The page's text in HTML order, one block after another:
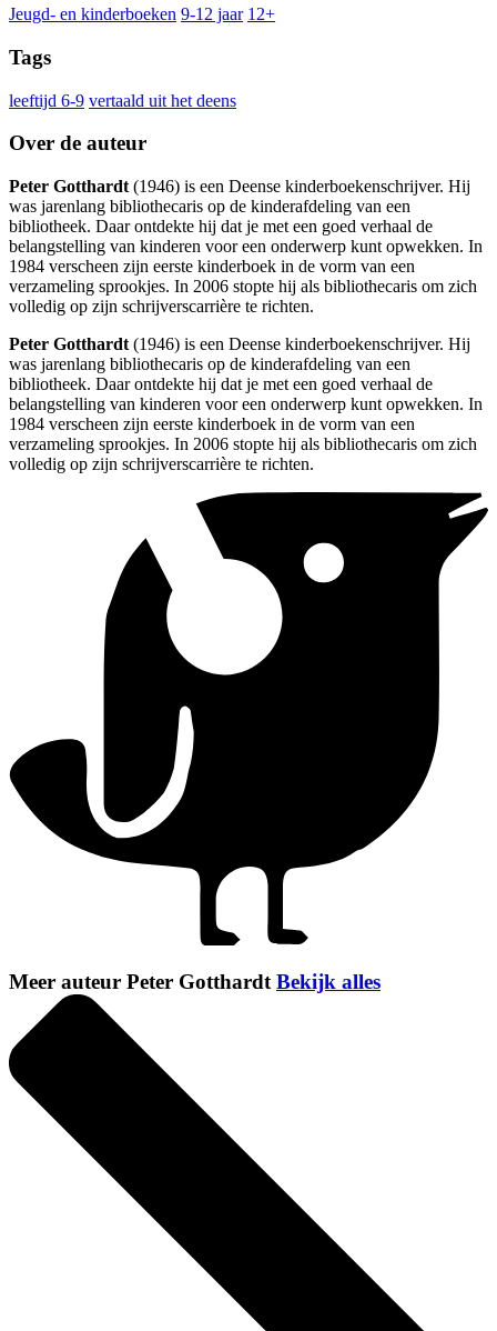
Jeugd- en kinderboeken 9-12 jaar 12+
Tags
leeftijd 6-9 vertaald uit het deens
Over de auteur
Peter Gotthardt (1946) is een Deense kinderboekenschrijver. Hij
was jarenlang bibliothecaris op de kinderafdeling van een
bibliotheek. Daar ontdekte hij dat je met een goed verhaal de
belangstelling van kinderen voor een onderwerp kunt opwekken. In
1984 verscheen zijn eerste kinderboek in de vorm van een
verzameling sprookjes. In 2006 stopte hij als bibliothecaris om zich
volledig op zijn schrijverscarrière te richten.
Peter Gotthardt (1946) is een Deense kinderboekenschrijver. Hij
was jarenlang bibliothecaris op de kinderafdeling van een
bibliotheek. Daar ontdekte hij dat je met een goed verhaal de
belangstelling van kinderen voor een onderwerp kunt opwekken. In
1984 verscheen zijn eerste kinderboek in de vorm van een
verzameling sprookjes. In 2006 stopte hij als bibliothecaris om zich
volledig op zijn schrijverscarrière te richten.
Meer auteur Peter GotthardtBekijk alles